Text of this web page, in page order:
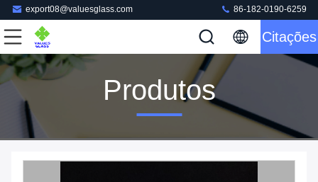
export08@valuesglass.com 86-182-0190-6259
Citações
Produtos